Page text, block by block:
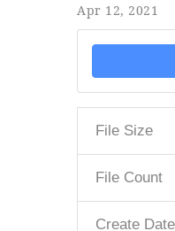
Apr 12, 2021
File Size
File Count
Create Date